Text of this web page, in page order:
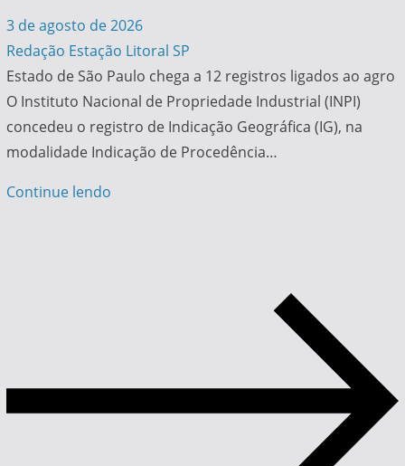
3 de agosto de 2026
Redação Estação Litoral SP
Estado de São Paulo chega a 12 registros ligados ao agro
O Instituto Nacional de Propriedade Industrial (INPI)
concedeu o registro de Indicação Geográfica (IG), na
modalidade Indicação de Procedência…
Continue lendo